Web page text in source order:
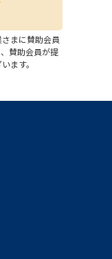
まに賛助会員
賛助会員が提
ます。